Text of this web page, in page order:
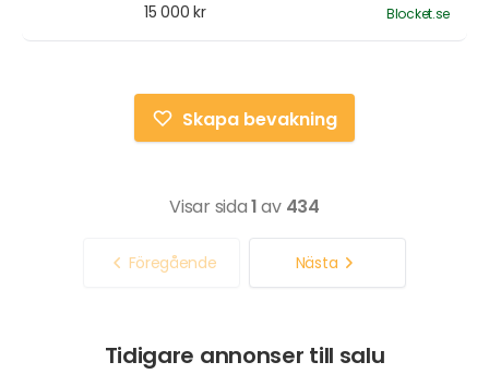
15 000 kr Blocket.se
Skapa bevakning
Visar sida1av 434
Föregående Nästa
Tidigare annonser till salu